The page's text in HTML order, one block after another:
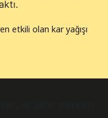
etkili olan kar yağışı